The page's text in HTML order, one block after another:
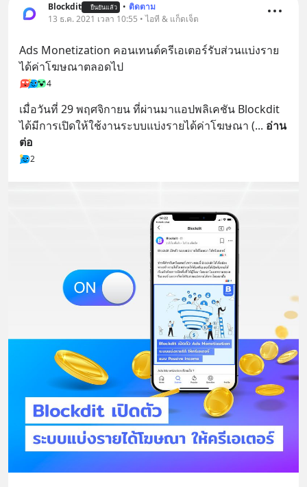
Blockdit ยืนยันแล้ว • ติดตาม
13 ธ.ค. 2021 เวลา 10:55 • ไอที & แก็ดเจ็ต
Ads Monetization คอนเทนต์ครีเอเตอร์รับส่วนแบ่งราย
ได้ค่าโฆษณาตลอดไป
4
เมื่อวันที่ 29 พฤศจิกายน ที่ผ่านมาแอปพลิเคชัน Blockdit
ได้มีการเปิดให้ใช้งานระบบแบ่งรายได้ค่าโฆษณา (... อ่าน
ต่อ
2